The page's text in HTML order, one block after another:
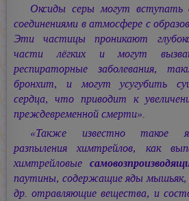
Оксиды серы могут вступать
соединениями в атмосфере с
Эти частицы проникают
части лёгких и могут
респираторные заболевания,
бронхит, и могут усугубить
сердца, что приводит к
преждевременной смерти».
«Также известно такое
разпыления химтрейлов, как
химтрейловые
паутины, содержащие яды мышьяк,
др. отравляющие вещества, и